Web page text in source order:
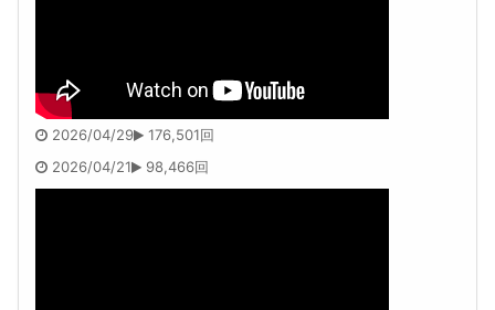
2026/04/29
176,501回
2026/04/21
98,466回